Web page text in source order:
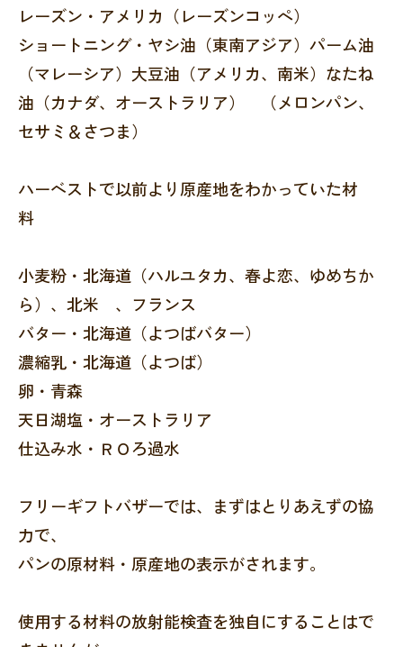
レーズン・アメリカ（レーズンコッぺ）
ショートニング・ヤシ油（東南アジア）パーム油
（マレーシア）大豆油（アメリカ、南米）なたね
油（カナダ、オーストラリア） （メロンパン、
セサミ＆さつま）
ハーベストで以前より原産地をわかっていた材
料
小麦粉・北海道（ハルユタカ、春よ恋、ゆめちか
ら）、北米 、フランス
バター・北海道（よつばバター）
濃縮乳・北海道（よつば）
卵・青森
天日湖塩・オーストラリア
仕込み水・ＲＯろ過水
フリーギフトバザーでは、まずはとりあえずの協
力で、
パンの原材料・原産地の表示がされます。
使用する材料の放射能検査を独自にすることはで